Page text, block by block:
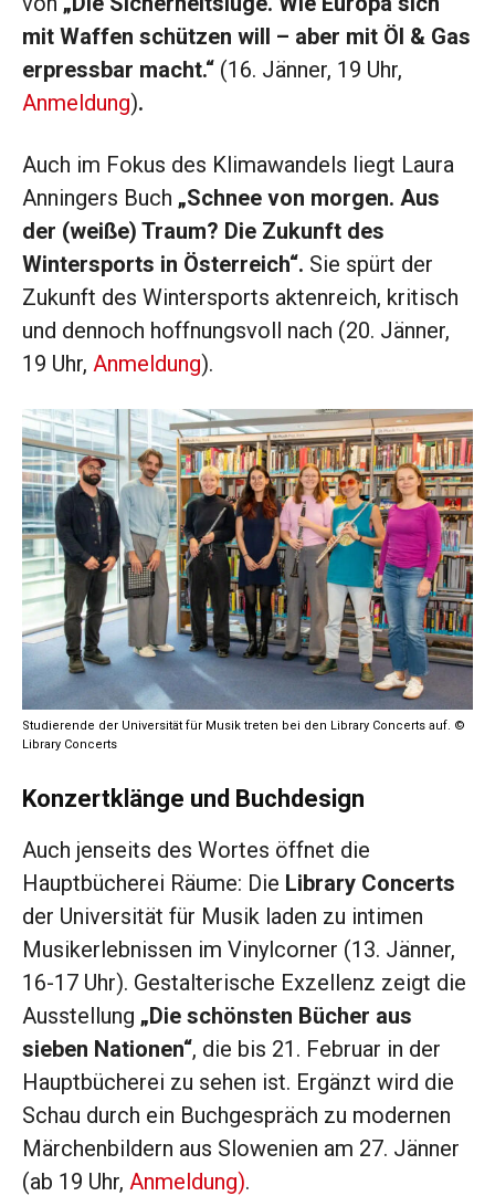
mit Waffen schützen will – aber mit Öl & Gas
erpressbar macht.“ (16. Jänner, 19 Uhr,
Anmeldung).
Auch im Fokus des Klimawandels liegt Laura
Anningers Buch „Schnee von morgen. Aus
der (weiße) Traum? Die Zukunft des
Wintersports in Österreich“. Sie spürt der
Zukunft des Wintersports aktenreich, kritisch
und dennoch hoffnungsvoll nach (20. Jänner,
19 Uhr, Anmeldung).
Studierende der Universität für Musik treten bei den Library Concerts auf. ©
Library Concerts
Konzertklänge und Buchdesign
Auch jenseits des Wortes öffnet die
Hauptbücherei Räume: Die Library Concerts
der Universität für Musik laden zu intimen
Musikerlebnissen im Vinylcorner (13. Jänner,
16-17 Uhr). Gestalterische Exzellenz zeigt die
Ausstellung „Die schönsten Bücher aus
sieben Nationen“, die bis 21. Februar in der
Hauptbücherei zu sehen ist. Ergänzt wird die
Schau durch ein Buchgespräch zu modernen
Märchenbildern aus Slowenien am 27. Jänner
(ab 19 Uhr, Anmeldung).